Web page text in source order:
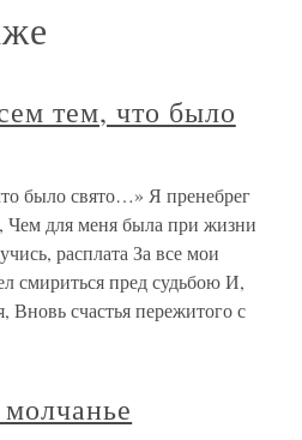
тем, что было
было свято…» Я пренебрег
Чем для меня была при жизни
расплата За все мои
смириться пред судьбою И,
счастья пережитого с